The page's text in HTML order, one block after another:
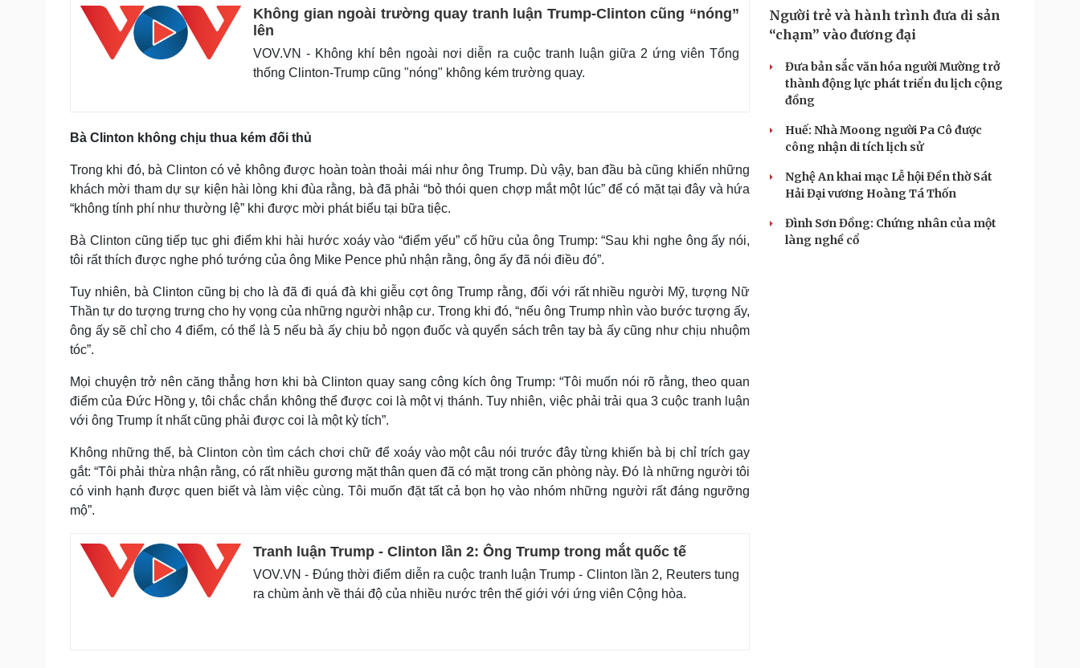
Không gian ngoài trường quay tranh luận Trump-Clinton cũng “nóng”
lên
VOV.VN - Không khí bên ngoài nơi diễn ra cuộc tranh luận giữa 2 ứng viên Tổng
thống Clinton-Trump cũng "nóng" không kém trường quay.
Bà Clinton không chịu thua kém đối thủ
Trong khi đó, bà Clinton có vẻ không được hoàn toàn thoải mái như ông Trump. Dù vậy, ban đầu bà cũng khiến những
khách mời tham dự sự kiện hài lòng khi đùa rằng, bà đã phải “bỏ thói quen chợp mắt một lúc” để có mặt tại đây và hứa
“không tính phí như thường lệ” khi được mời phát biểu tại bữa tiệc.
Bà Clinton cũng tiếp tục ghi điểm khi hài hước xoáy vào “điểm yếu” cố hữu của ông Trump: “Sau khi nghe ông ấy nói,
tôi rất thích được nghe phó tướng của ông Mike Pence phủ nhận rằng, ông ấy đã nói điều đó”.
Tuy nhiên, bà Clinton cũng bị cho là đã đi quá đà khi giễu cợt ông Trump rằng, đối với rất nhiều người Mỹ, tượng Nữ
Thần tự do tượng trưng cho hy vọng của những người nhập cư. Trong khi đó, “nếu ông Trump nhìn vào bước tượng ấy,
ông ấy sẽ chỉ cho 4 điểm, có thể là 5 nếu bà ấy chịu bỏ ngọn đuốc và quyển sách trên tay bà ấy cũng như chịu nhuộm
tóc”.
Mọi chuyện trở nên căng thẳng hơn khi bà Clinton quay sang công kích ông Trump: “Tôi muốn nói rõ rằng, theo quan
điểm của Đức Hồng y, tôi chắc chắn không thể được coi là một vị thánh. Tuy nhiên, việc phải trải qua 3 cuộc tranh luận
với ông Trump ít nhất cũng phải được coi là một kỳ tích”.
Không những thế, bà Clinton còn tìm cách chơi chữ để xoáy vào một câu nói trước đây từng khiến bà bị chỉ trích gay
gắt: “Tôi phải thừa nhận rằng, có rất nhiều gương mặt thân quen đã có mặt trong căn phòng này. Đó là những người tôi
có vinh hạnh được quen biết và làm việc cùng. Tôi muốn đặt tất cả bọn họ vào nhóm những người rất đáng ngưỡng
mộ”.
Tranh luận Trump - Clinton lần 2: Ông Trump trong mắt quốc tế
VOV.VN - Đúng thời điểm diễn ra cuộc tranh luận Trump - Clinton lần 2, Reuters tung
ra chùm ảnh về thái độ của nhiều nước trên thế giới với ứng viên Cộng hòa.
Người trẻ và hành trình đưa di sản
“chạm” vào đương đại
Đưa bản sắc văn hóa người Mường trở
thành động lực phát triển du lịch cộng
đồng
Huế: Nhà Moong người Pa Cô được
công nhận di tích lịch sử
Nghệ An khai mạc Lễ hội Đền thờ Sát
Hải Đại vương Hoàng Tá Thốn
Đình Sơn Đồng: Chứng nhân của một
làng nghề cổ